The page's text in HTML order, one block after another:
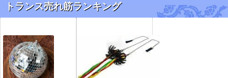
トランス売れ筋ランキング